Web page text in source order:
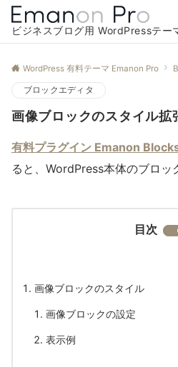
ビジネスブログ用 WordPressテー
WordPress 有料テーマ Emanon Pro
ブロックエディタ
画像ブロックのスタイル拡
有料プラグイン Emanon
ると、WordPress本体のブロッ
目次
画像ブロックのスタイル
画像ブロックの設定
表示例